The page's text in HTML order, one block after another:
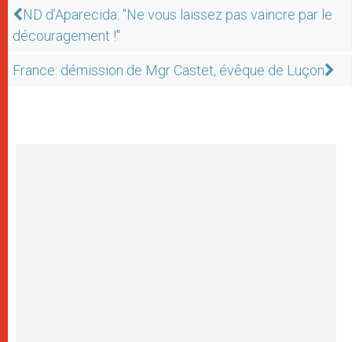
ND d’Aparecida: "Ne vous laissez pas vaincre par le
découragement !"
France: démission de Mgr Castet, évêque de Luçon